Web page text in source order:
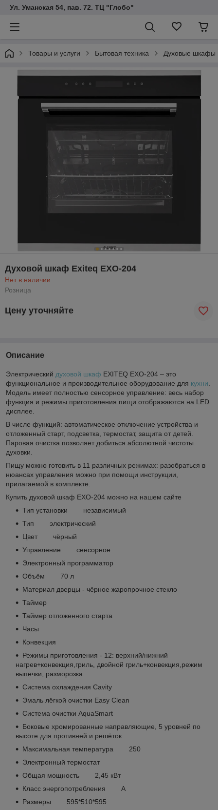
Ул. Уманская 54, пав. 72. ТЦ "Глобо"
Товары и услуги Бытовая техника Духовые шкафы
Духовой шкаф Exiteq EXO-204
Нет в наличии
Розница
Цену уточняйте
Описание
Электрический духовой шкаф EXITEQ EXO-204 – это
функциональное и производительное оборудование для кухни
Модель имеет полностью сенсорное управление: весь набор
функция и режимы приготовления пищи отображаются на LED
дисплее.
В числе функций: автоматическое отключение устройства и
отложенный старт, подсветка, термостат, защита от детей.
Паровая очистка позволяет добиться абсолютной чистоты
духовки.
Пищу можно готовить в 11 различных режимах: разобраться в
нюансах управления можно при помощи инструкции,
прилагаемой в комплекте.
Купить духовой шкаф EXO-204 можно на нашем сайте
Тип установки независимый
Тип электрический
Цвет чёрный
Управление сенсорное
Электронный программатор
Объём 70 л
Материал дверцы - чёрное жаропрочное стекло
Таймер
Таймер отложенного старта
Часы
Конвекция
Режимы приготовления - 12: верхний/нижний
нагрев+конвекция,гриль, двойной гриль+конвекция,режим
выпечки, разморозка
Система охлаждения Cavity
Эмаль лёгкой очистки Easy Clean
Система очистки AquaSmart
Боковые хромированные направляющие, 5 уровней по
высоте для противней и решёток
Максимальная температура 250
Электронный термостат
Общая мощность 2,45 кВт
Класс энергопотребления A
Размеры 595*510*595